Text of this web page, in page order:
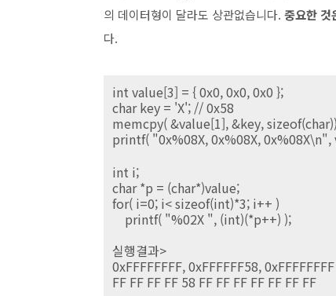
의 데이터형이 달라도 상관없습니다. 중요한 것
다.
int value[3] = { 0x0, 0x0, 0x0 };
char key = 'X'; // 0x58
memcpy( &value[1], &key,
printf( "0x%08X, 0x%08X,
int i;
char *p = (char*)value;
for( i=0; i< sizeof(int)*3; i++ )
printf( "%02X ", (int)(*p++) );
실행결과>
0xFFFFFFFF, 0xFFFFFF58, 0xFFFFFFFF
FF FF FF FF 58 FF FF FF FF FF FF FF